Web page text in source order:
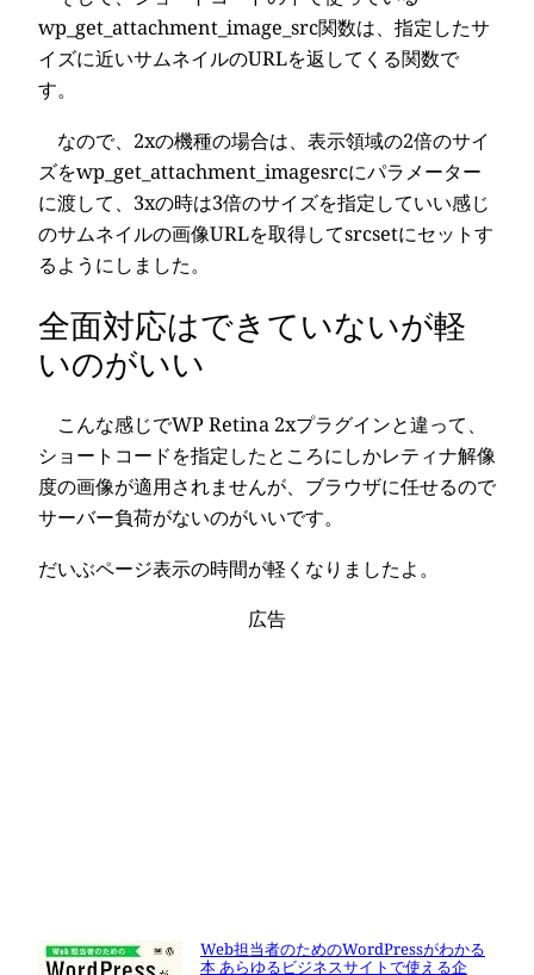
wp_get_attachment_image_src関数は、指定したサ
イズに近いサムネイルのURLを返してくる関数で
す。
なので、2xの機種の場合は、表示領域の2倍のサイ
ズをwp_get_attachment_imagesrcにパラメーター
に渡して、3xの時は3倍のサイズを指定していい感じ
のサムネイルの画像URLを取得してsrcsetにセットす
るようにしました。
全面対応はできていないが軽
いのがいい
こんな感じでWP Retina 2xプラグインと違って、
ショートコードを指定したところにしかレティナ解像
度の画像が適用されませんが、ブラウザに任せるので
サーバー負荷がないのがいいです。
だいぶページ表示の時間が軽くなりましたよ。
広告
Web担当者のためのWordPressがわかる
本 あらゆるビジネスサイトで使える企